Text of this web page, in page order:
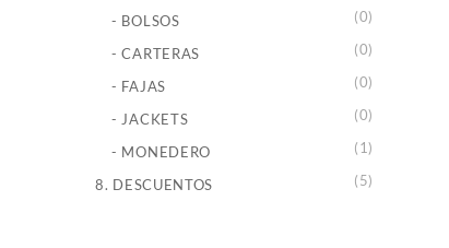
- BOLSOS (0)
- CARTERAS (0)
- FAJAS (0)
- JACKETS (0)
- MONEDERO (1)
8. DESCUENTOS (5)